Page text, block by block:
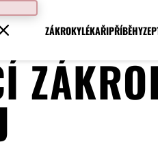
ZÁKROKYLÉKAŘIPŘÍBĚHY